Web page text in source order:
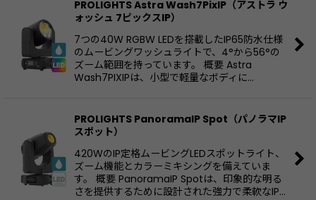
PROLIGHTS Astra Wash7PixIP（アストラ ウ
ォッシュ 7ピックスIP）
7つの40W RGBW LEDを搭載したIP65防水仕様
のムービングワッシュライトで、4°から56°の
ズーム範囲を持っています。 概要 Astra
Wash7PIXIPは、小型で軽量なボディに…
PROLIGHTS PanoramaIP Spot（パノラマIP
スポット）
420WのIP定格ムービングLEDスポットライト、
ズーム機能とカラーミキシングを備えていま
す。 概要 PanoramaIP Spotは、印象的な明る
さを提供するために設計された強力で柔軟なIP…